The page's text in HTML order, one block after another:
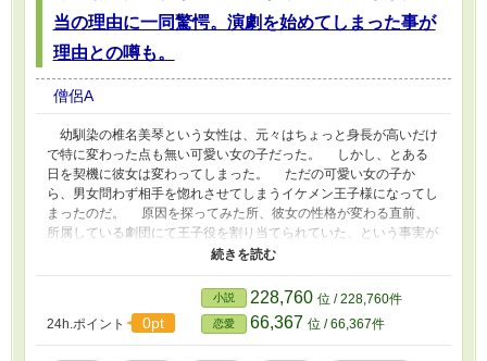
当の理由に一同驚愕。演劇を始めてしまった事が
理由との噂も。
僧侶A
幼馴染の椎名美琴という女性は、元々はちょっと身長が高いだけ
で特に変わった点も無い可愛い女の子だった。 しかし、とある
日を契機に彼女は変わってしまった。 ただの可愛い女の子か
ら、男女問わず相手を惚れさせてしまうイケメン王子様になってし
まったのだ。 原因を探ってみた所、彼女の性格が変わる直前、
所属している劇団にて王子役を割り当てられていた、という事実が
明らかとなった。 真偽を確かめるべく独自のルートで台本を入
手し中身を確認したところ、現在の彼女の性格と王子の性格が非常
に酷似していることが判明した。 この情報から、椎名美琴は王
子様役に入り込みすぎて日常でも王子様を維持し続けているという
一つの仮説が浮かび上がってきた。 当局は彼女のキャラクター
を漫画に登場させるた……イケメン堕ちの原因を究明するために調
24h.ポイント 0pt
小説 228,760 位 / 228,760件
恋愛 66,367 位 / 66,367件